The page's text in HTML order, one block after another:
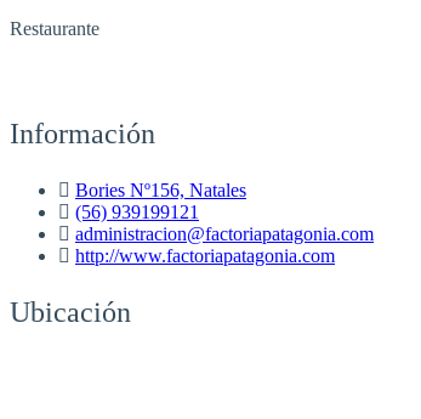
Restaurante
Información
Bories Nº156, Natales
(56) 939199121
administracion@factoriapatagonia.com
http://www.factoriapatagonia.com
Ubicación